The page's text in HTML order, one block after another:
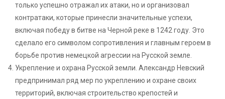
только успешно отражал их атаки, но и организовал
контратаки, которые принесли значительные успехи,
включая победу в битве на Черной реке в 1242 году. Это
сделало его символом сопротивления и главным героем в
борьбе против немецкой агрессии на Русской земле.
Укрепление и охрана Русской земли. Александр Невский
предпринимал ряд мер по укреплению и охране своих
территорий, включая строительство крепостей и